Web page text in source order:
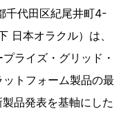
千代田区紀尾井町4-
日本オラクル）は、
ライズ・グリッド・
トフォーム製品の最
品発表を基軸にした